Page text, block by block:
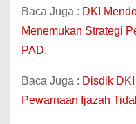
Baca Juga : DKI
Menemukan Strategi
PAD.
Baca Juga : Disdik
Pewarnaan Ijazah